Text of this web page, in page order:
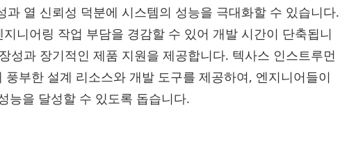
과 열 신뢰성 덕분에 시스템의 성능을 극대화할 수 있습니다.
니어링 작업 부담을 경감할 수 있어 개발 시간이 단축됩니
성과 장기적인 제품 지원을 제공합니다. 텍사스 인스트루먼
풍부한 설계 리소스와 개발 도구를 제공하여, 엔지니어들이
능을 달성할 수 있도록 돕습니다.